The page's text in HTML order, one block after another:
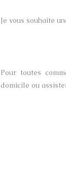
Je vous souhaite
Pour toutes
domicile ou